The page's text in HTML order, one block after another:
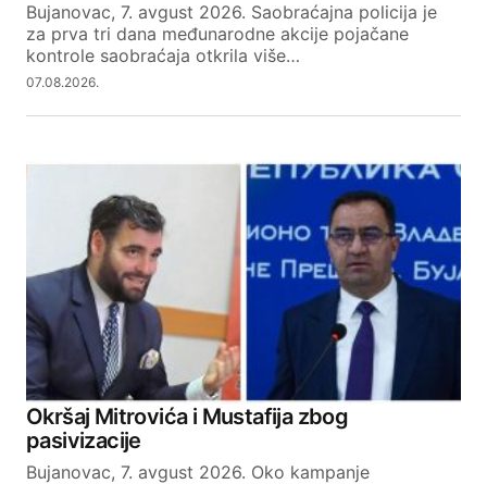
Bujanovac, 7. avgust 2026. Saobraćajna policija je
za prva tri dana međunarodne akcije pojačane
kontrole saobraćaja otkrila više…
07.08.2026.
Okršaj Mitrovića i Mustafija zbog
pasivizacije
Bujanovac, 7. avgust 2026. Oko kampanje